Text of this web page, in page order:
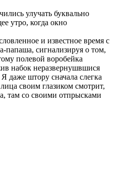
улучать буквально
утро, когда окно
и известное время с
сигнализируя о том,
полевой воробейка
набок неразвернушвшися
даже штору сначала слегка
своим глазиком смотрит,
там со своими отпрысками